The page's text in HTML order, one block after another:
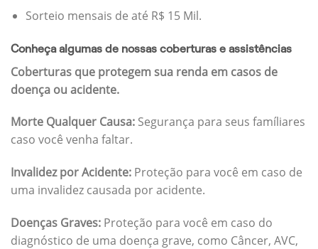
Sorteio mensais de até R$ 15 Mil.
Conheça algumas de nossas coberturas e assistências
Coberturas que protegem sua renda em casos de
doença ou acidente.
Morte Qualquer Causa: Segurança para seus famíliares
caso você venha faltar.
Invalidez por Acidente: Proteção para você em caso de
uma invalidez causada por acidente.
Doenças Graves: Proteção para você em caso do
diagnóstico de uma doença grave, como Câncer, AVC,